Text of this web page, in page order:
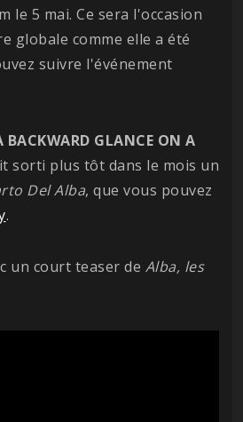
le 5 mai. Ce sera l'occasion
globale comme elle a été
suivre l'événement
BACKWARD GLANCE ON A
sorti plus tôt dans le mois un
Del Alba, que vous pouvez
.
un court teaser de Alba, les